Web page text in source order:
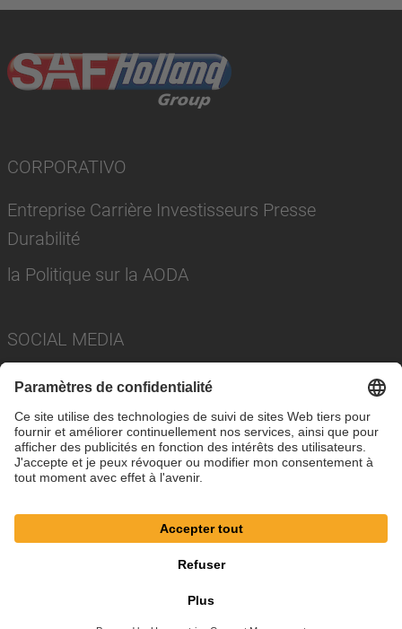
CORPORATIVO
Entreprise Carrière Investisseurs Presse
Durabilité
la Politique sur la AODA
SOCIAL MEDIA
© SAF-HOLLAND SE
Politique de confidentialité
Paramètres des cookies